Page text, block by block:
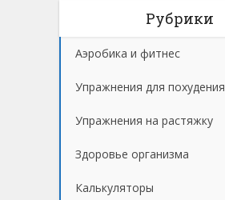
Рубрики
Аэробика и фитнес
Упражнения для похудения
Упражнения на растяжку
Здоровье организма
Калькуляторы